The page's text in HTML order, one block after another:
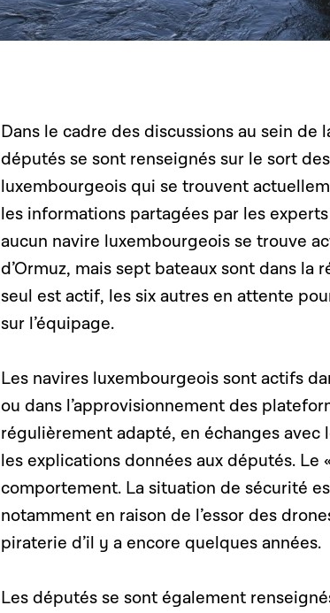
Dans le cadre des discussions au sein de
députés se sont renseignés sur le sort
luxembourgeois qui se trouvent
les informations partagées par les
aucun navire luxembourgeois se trouve
d’Ormuz, mais sept bateaux sont dans la
seul est actif, les six autres en attente
sur l’équipage.
Les navires luxembourgeois sont actifs
ou dans l’approvisionnement des
régulièrement adapté, en échanges
les explications données aux députés. Le
comportement. La situation de sécurité
notamment en raison de l’essor des
piraterie d’il y a encore quelques années.
Les députés se sont également